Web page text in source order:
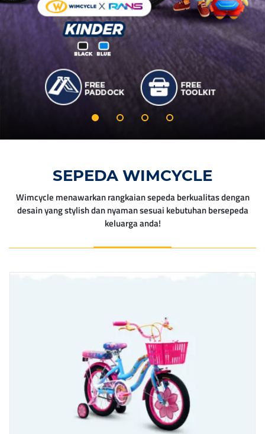
SEPEDA WIMCYCLE
Wimcycle menawarkan rangkaian sepeda berkualitas dengan
desain yang stylish dan nyaman sesuai kebutuhan bersepeda
keluarga anda!